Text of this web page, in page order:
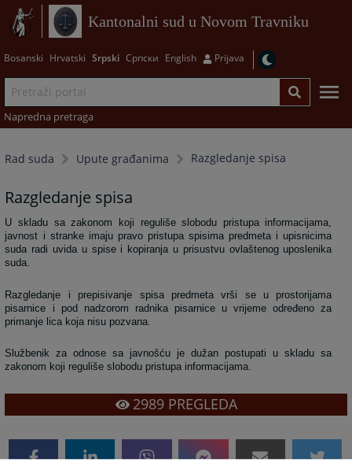
Kantonalni sud u Novom Travniku
Bosanski Hrvatski Srpski Српски English Prijava
Napredna pretraga
Rad suda Upute građanima Razgledanje spisa
Razgledanje spisa
U skladu sa zakonom koji reguliše slobodu pristupa informacijama,
javnost i stranke imaju pravo pristupa spisima predmeta i upisnicima
suda radi uvida u spise i kopiranja u prisustvu ovlaštenog uposlenika
suda.
Razgledanje i prepisivanje spisa predmeta vrši se u prostorijama
pisarnice i pod nadzorom radnika pisarnice u vrijeme određeno za
primanje lica koja nisu pozvana.
Službenik za odnose sa javnošću je dužan postupati u skladu sa
zakonom koji reguliše slobodu pristupa informacijama.
2989PREGLEDA